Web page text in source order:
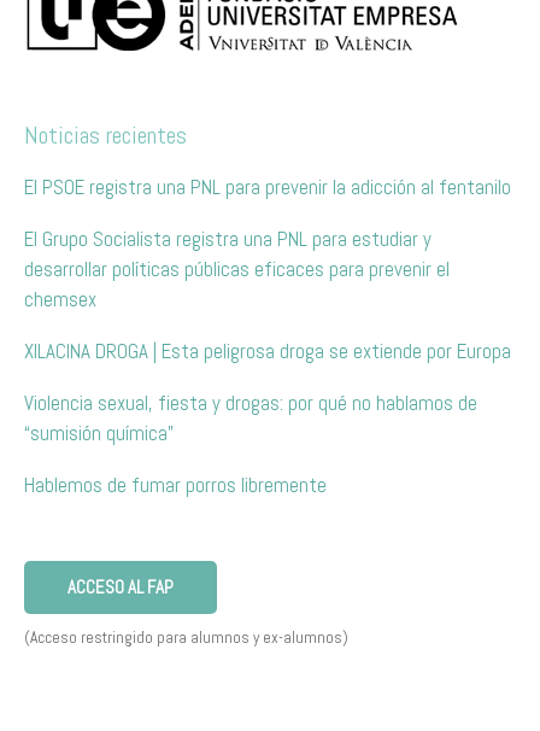
Noticias recientes
El PSOE registra una PNL para prevenir la adicción al fentanilo
El Grupo Socialista registra una PNL para estudiar y
desarrollar políticas públicas eficaces para prevenir el
chemsex
XILACINA DROGA | Esta peligrosa droga se extiende por Europa
Violencia sexual, fiesta y drogas: por qué no hablamos de
“sumisión química”
Hablemos de fumar porros libremente
ACCESO AL FAP
(Acceso restringido para alumnos y ex-alumnos)